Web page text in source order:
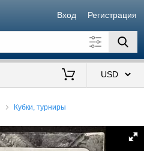
Вход Регистрация
Кубки, турниры